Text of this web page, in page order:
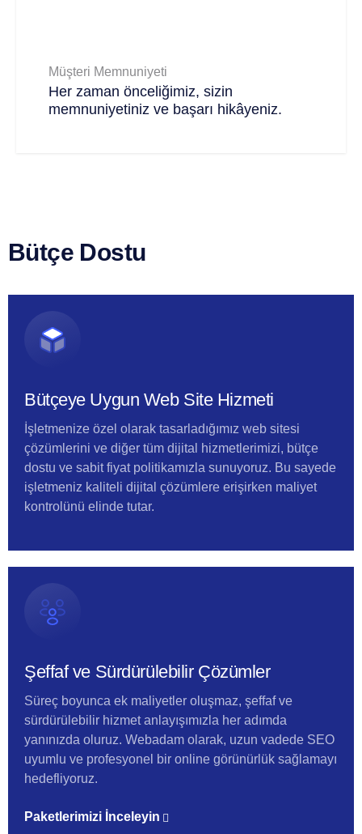
Müşteri Memnuniyeti
Her zaman önceliğimiz, sizin
memnuniyetiniz ve başarı hikâyeniz.
Bütçe Dostu
Bütçeye Uygun Web Site Hizmeti
İşletmenize özel olarak tasarladığımız web sitesi
çözümlerini ve diğer tüm dijital hizmetlerimizi, bütçe
dostu ve sabit fiyat politikamızla sunuyoruz. Bu sayede
işletmeniz kaliteli dijital çözümlere erişirken maliyet
kontrolünü elinde tutar.
Şeffaf ve Sürdürülebilir Çözümler
Süreç boyunca ek maliyetler oluşmaz, şeffaf ve
sürdürülebilir hizmet anlayışımızla her adımda
yanınızda oluruz. Webadam olarak, uzun vadede SEO
uyumlu ve profesyonel bir online görünürlük sağlamayı
hedefliyoruz.
Paketlerimizi İnceleyin